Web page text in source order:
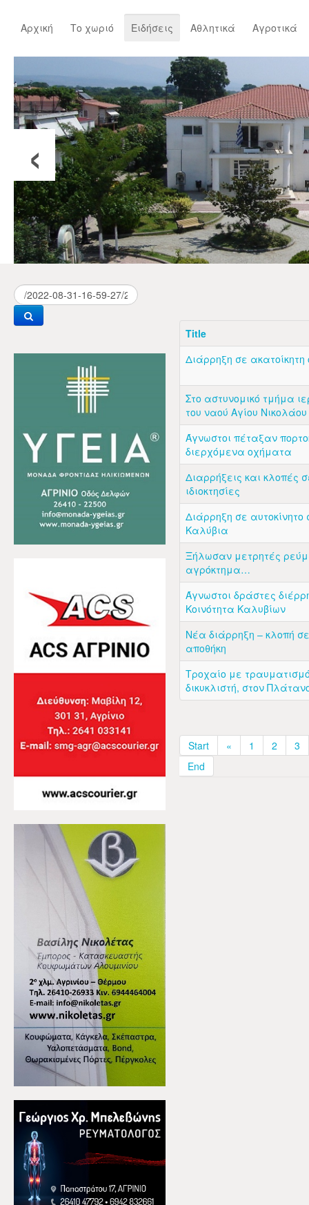
Αρχική Το χωριό Ειδήσεις Αθλητικά Αγροτικά
‹
Title
Διάρρηξη σε ακατοίκητη
Στο αστυνομικό τμήμα
του ναού Αγίου
Άγνωστοι πέταξαν
διερχόμενα οχήματα
Διαρρήξεις και κλοπές
ιδιοκτησίες
Διάρρηξη σε αυτοκίνητο
Καλύβια
Ξήλωσαν μετρητές
αγρόκτημα…
Άγνωστοι δράστες
Κοινότητα Καλυβίων
Νέα διάρρηξη – κλοπή
αποθήκη
Τροχαίο με
δικυκλιστή, στον
Start « 1 2
3
End